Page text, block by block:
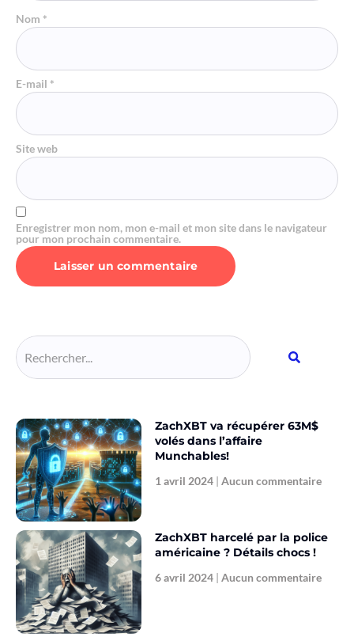
Nom *
E-mail *
Site web
Enregistrer mon nom, mon e-mail et mon site dans le navigateur
pour mon prochain commentaire.
ZachXBT va récupérer 63M$
volés dans l’affaire
Munchables!
1 avril 2024 Aucun commentaire
ZachXBT harcelé par la police
américaine ? Détails chocs !
6 avril 2024 Aucun commentaire